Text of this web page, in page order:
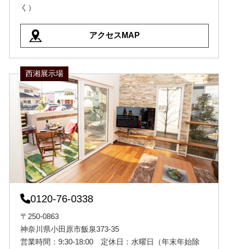
く）
アクセスMAP
西湘展示場
0120-76-0338
〒250-0863
神奈川県小田原市飯泉373-35
営業時間：9:30-18:00 定休日：水曜日（年末年始除